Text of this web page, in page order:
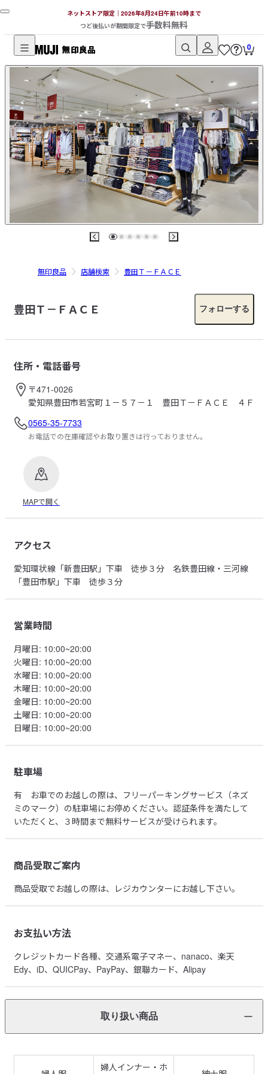
ネットストア限定｜2026年8月24日午前10時まで
つど後払いが期間限定で手数料無料
無
印
良
品
ネ
ッ
ト
ス
ト
0
無印良品 店舗検索 豊田Ｔ－ＦＡＣＥ
豊田Ｔ－ＦＡＣＥ フォローする
住所・電話番号
〒471-0026
愛知県豊田市若宮町１－５７－１ 豊田Ｔ－ＦＡＣＥ ４Ｆ
0565-35-7733
お電話での在庫確認やお取り置きは行っておりません。
MAPで開く
アクセス
愛知環状線「新豊田駅」下車 徒歩３分 名鉄豊田線・三河線
「豊田市駅」下車 徒歩３分
営業時間
月曜日: 10:00~20:00
火曜日: 10:00~20:00
水曜日: 10:00~20:00
木曜日: 10:00~20:00
金曜日: 10:00~20:00
土曜日: 10:00~20:00
日曜日: 10:00~20:00
駐車場
有 お車でのお越しの際は、フリーパーキングサービス（ネズ
ミのマーク）の駐車場にお停めください。認証条件を満たして
いただくと、３時間まで無料サービスが受けられます。
商品受取ご案内
商品受取でお越しの際は、レジカウンターにお越し下さい。
お支払い方法
クレジットカード各種、交通系電子マネー、nanaco、楽天
Edy、iD、QUICPay、PayPay、銀聯カード、Alipay
取り扱い商品
婦人インナー・ホ